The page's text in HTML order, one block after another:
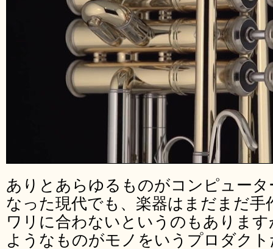
ありとあらゆるものがコンピュー
なった現代でも、楽器はまだまだ手
ワリに合わないというのもありま
ようなものがモノをいうプロダク